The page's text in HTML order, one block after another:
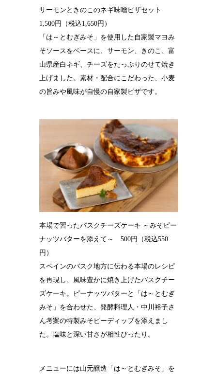
サーモンときのこのネギ味噌ピザセット
1,500円（税込1,650円）
「は～とむぎみそ」を使用した自家製マヨみ
そソースをベースに、サーモン、きのこ、富
山県産白ネギ、チーズをたっぷりのせて焼き
上げました。素材・配合にこだわった、小麦
の旨みや風味が自慢の自家製ピザです。
本場で習ったバスクチーズケーキ ～みそピー
ナッツバターを添えて～ 500円（税込550
円）
スペインのバスク地方に伝わる本場のレシピ
を再現し、風味豊かに焼き上げたバスクチー
ズケーキ。ピーナッツバターと「は～とむぎ
みそ」を合わせた、発酵料理人・中川裕子さ
ん考案の特製みそピーディップを添えまし
た。塩味と深い甘さが相性ぴったり。
メニューには山元醸造「は～とむぎみそ」を